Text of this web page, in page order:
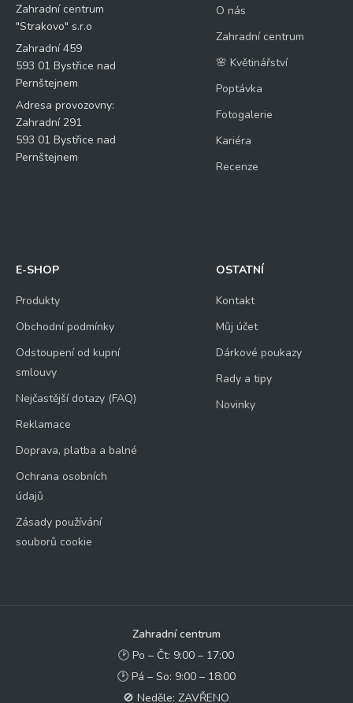
Zahradní centrum
"Strakovo" s.r.o
Zahradní 459
593 01 Bystřice nad
Pernštejnem
Adresa provozovny:
Zahradní 291
593 01 Bystřice nad
Pernštejnem
O nás
Zahradní centrum
🌸 Květinářství
Poptávka
Fotogalerie
Kariéra
Recenze
E-SHOP
Produkty
Obchodní podmínky
Odstoupení od kupní
smlouvy
Nejčastější dotazy (FAQ)
Reklamace
Doprava, platba a balné
Ochrana osobních
údajů
Zásady používání
souborů cookie
OSTATNÍ
Kontakt
Můj účet
Dárkové poukazy
Rady a tipy
Novinky
Zahradní centrum
🕑 Po – Čt: 9:00 – 17:00
🕑 Pá – So: 9:00 – 18:00
🚫 Neděle: ZAVŘENO